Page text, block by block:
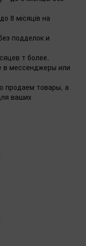
8 місяців на
подделок и
т более.
в мессенджеры или
продаем товары, а
ваших